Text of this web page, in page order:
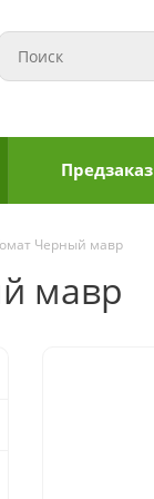
Предзаказ
Черный мавр
мавр